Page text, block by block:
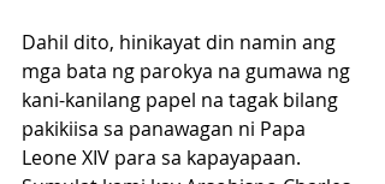
Dahil dito, hinikayat din namin ang
mga bata ng parokya na gumawa ng
kani-kanilang papel na tagak bilang
pakikiisa sa panawagan ni Papa
Leone XIV para sa kapayapaan.